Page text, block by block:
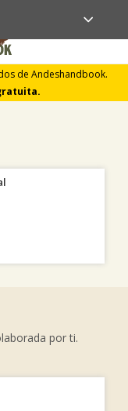
de Andeshandbook.
por ti.